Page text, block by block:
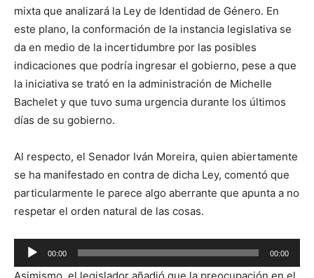
mixta que analizará la Ley de Identidad de Género. En
este plano, la conformación de la instancia legislativa se
da en medio de la incertidumbre por las posibles
indicaciones que podría ingresar el gobierno, pese a que
la iniciativa se trató en la administración de Michelle
Bachelet y que tuvo suma urgencia durante los últimos
días de su gobierno.
Al respecto, el Senador Iván Moreira, quien abiertamente
se ha manifestado en contra de dicha Ley, comentó que
particularmente le parece algo aberrante que apunta a no
respetar el orden natural de las cosas.
Reproductor
de
00:00 00:00
Asimismo, el legislador añadió que la preocupación en el